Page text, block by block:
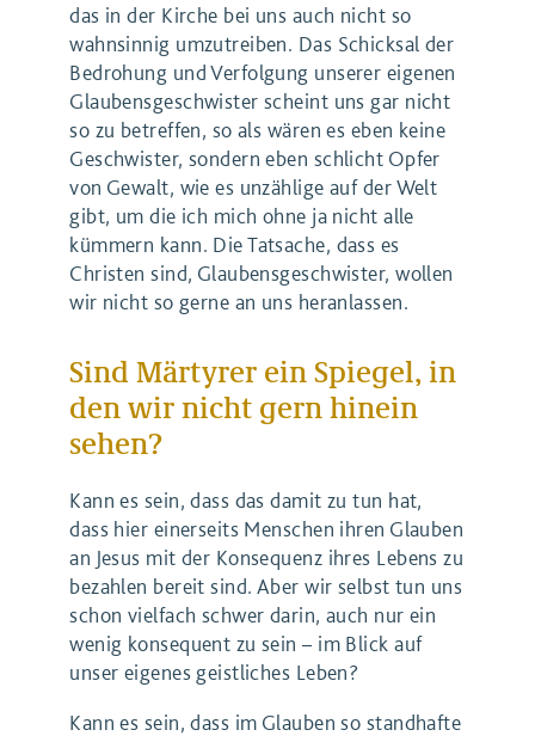
das in der Kirche bei uns auch nicht so
wahnsinnig umzutreiben. Das Schicksal der
Bedrohung und Verfolgung unserer eigenen
Glaubensgeschwister scheint uns gar nicht
so zu betreffen, so als wären es eben keine
Geschwister, sondern eben schlicht Opfer
von Gewalt, wie es unzählige auf der Welt
gibt, um die ich mich ohne ja nicht alle
kümmern kann. Die Tatsache, dass es
Christen sind, Glaubensgeschwister, wollen
wir nicht so gerne an uns heranlassen.
Sind Märtyrer ein Spiegel, in
den wir nicht gern hinein
sehen?
Kann es sein, dass das damit zu tun hat,
dass hier einerseits Menschen ihren Glauben
an Jesus mit der Konsequenz ihres Lebens zu
bezahlen bereit sind. Aber wir selbst tun uns
schon vielfach schwer darin, auch nur ein
wenig konsequent zu sein – im Blick auf
unser eigenes geistliches Leben?
Kann es sein, dass im Glauben so standhafte